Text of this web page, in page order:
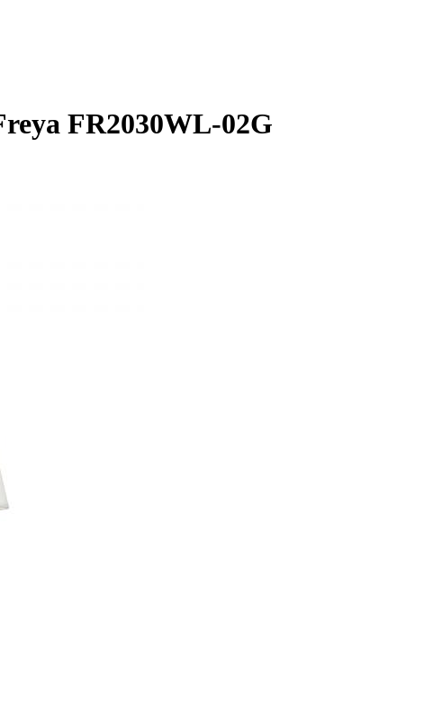
FR2030WL-02G